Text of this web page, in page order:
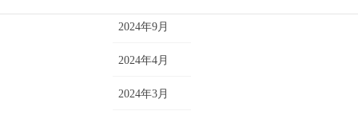
2024年9月
2024年4月
2024年3月